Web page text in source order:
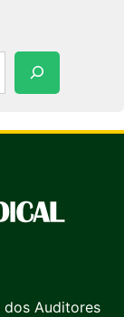
dos Auditores